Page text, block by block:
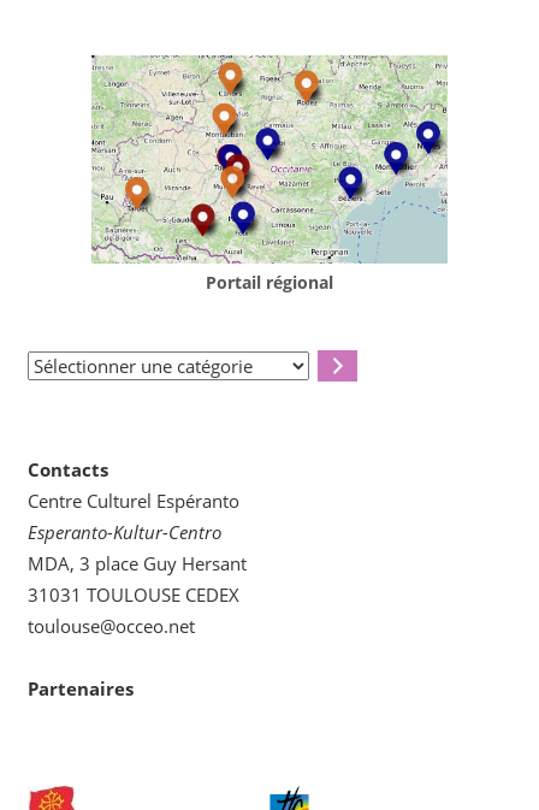
Portail régional
Sélectionner
Contacts
Centre Culturel Espéranto
Esperanto-Kultur-Centro
MDA, 3 place Guy Hersant
31031 TOULOUSE CEDEX
toulouse@occeo.net
Partenaires